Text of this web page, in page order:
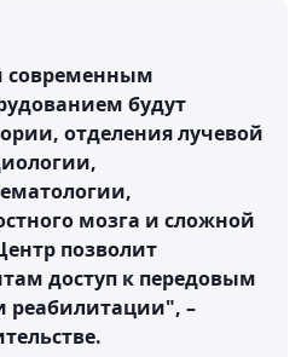
современным
будут
отделения лучевой
мозга и сложной
позволит
доступ к передовым
реабилитации", –